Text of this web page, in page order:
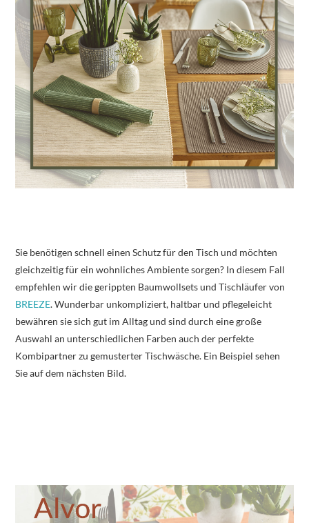
Sie benötigen schnell einen Schutz für den Tisch und möchten
gleichzeitig für ein wohnliches Ambiente sorgen? In diesem Fall
empfehlen wir die gerippten Baumwollsets und Tischläufer von
BREEZE. Wunderbar unkompliziert, haltbar und pflegeleicht
bewähren sie sich gut im Alltag und sind durch eine große
Auswahl an unterschiedlichen Farben auch der perfekte
Kombipartner zu gemusterter Tischwäsche. Ein Beispiel sehen
Sie auf dem nächsten Bild.